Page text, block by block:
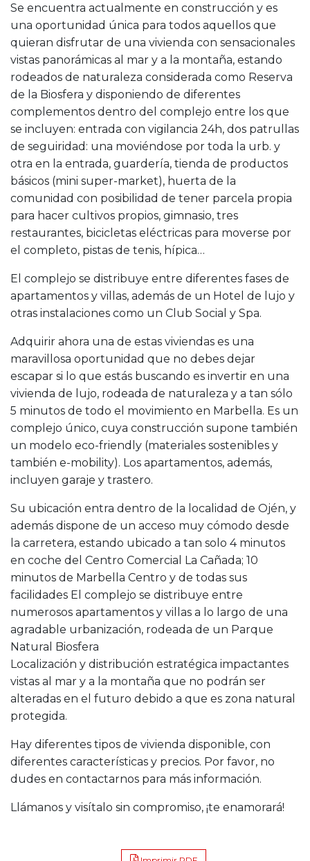
Se encuentra actualmente en construcción y es
una oportunidad única para todos aquellos que
quieran disfrutar de una vivienda con sensacionales
vistas panorámicas al mar y a la montaña, estando
rodeados de naturaleza considerada como Reserva
de la Biosfera y disponiendo de diferentes
complementos dentro del complejo entre los que
se incluyen: entrada con vigilancia 24h, dos patrullas
de seguiridad: una moviéndose por toda la urb. y
otra en la entrada, guardería, tienda de productos
básicos (mini super-market), huerta de la
comunidad con posibilidad de tener parcela propia
para hacer cultivos propios, gimnasio, tres
restaurantes, bicicletas eléctricas para moverse por
el completo, pistas de tenis, hípica…
El complejo se distribuye entre diferentes fases de
apartamentos y villas, además de un Hotel de lujo y
otras instalaciones como un Club Social y Spa.
Adquirir ahora una de estas viviendas es una
maravillosa oportunidad que no debes dejar
escapar si lo que estás buscando es invertir en una
vivienda de lujo, rodeada de naturaleza y a tan sólo
5 minutos de todo el movimiento en Marbella. Es un
complejo único, cuya construcción supone también
un modelo eco-friendly (materiales sostenibles y
también e-mobility). Los apartamentos, además,
incluyen garaje y trastero.
Su ubicación entra dentro de la localidad de Ojén, y
además dispone de un acceso muy cómodo desde
la carretera, estando ubicado a tan solo 4 minutos
en coche del Centro Comercial La Cañada; 10
minutos de Marbella Centro y de todas sus
facilidades El complejo se distribuye entre
numerosos apartamentos y villas a lo largo de una
agradable urbanización, rodeada de un Parque
Natural Biosfera
Localización y distribución estratégica impactantes
vistas al mar y a la montaña que no podrán ser
alteradas en el futuro debido a que es zona natural
protegida.
Hay diferentes tipos de vivienda disponible, con
diferentes características y precios. Por favor, no
dudes en contactarnos para más información.
Llámanos y visítalo sin compromiso, ¡te enamorará!